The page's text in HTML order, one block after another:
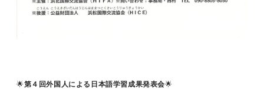
🌟第４回外国人による日本語学習成果発表会🌟